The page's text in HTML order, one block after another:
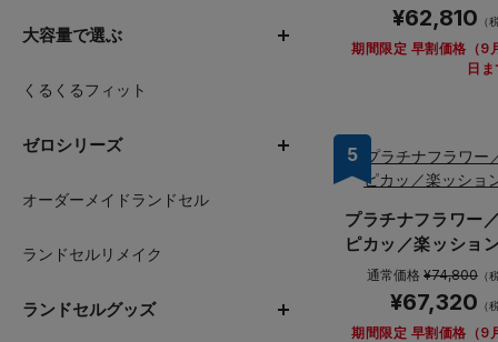
大容量で選ぶ
くるくるフィット
ゼロシリーズ
オーダーメイドランドセル
ランドセルリメイク
ランドセルグッズ
¥62,810 （
期間限定 早割価格（9
日
5
プラチナフラワー
ピカッ／楽ッショ
通常価格 ¥74,800 （
¥67,320 （
期間限定 早割価格（9